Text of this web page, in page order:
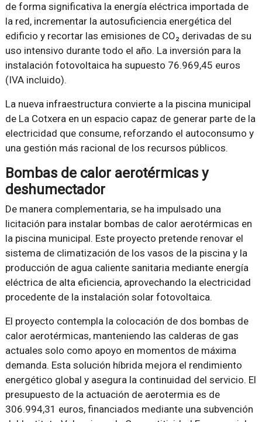
de forma significativa la energía eléctrica importada de
la red, incrementar la autosuficiencia energética del
edificio y recortar las emisiones de CO₂ derivadas de su
uso intensivo durante todo el año. La inversión para la
instalación fotovoltaica ha supuesto 76.969,45 euros
(IVA incluido).
La nueva infraestructura convierte a la piscina municipal
de La Cotxera en un espacio capaz de generar parte de la
electricidad que consume, reforzando el autoconsumo y
una gestión más racional de los recursos públicos.
Bombas de calor aerotérmicas y
deshumectador
De manera complementaria, se ha impulsado una
licitación para instalar bombas de calor aerotérmicas en
la piscina municipal. Este proyecto pretende renovar el
sistema de climatización de los vasos de la piscina y la
producción de agua caliente sanitaria mediante energía
eléctrica de alta eficiencia, aprovechando la electricidad
procedente de la instalación solar fotovoltaica.
El proyecto contempla la colocación de dos bombas de
calor aerotérmicas, manteniendo las calderas de gas
actuales solo como apoyo en momentos de máxima
demanda. Esta solución híbrida mejora el rendimiento
energético global y asegura la continuidad del servicio. El
presupuesto de la actuación de aerotermia es de
306.994,31 euros, financiados mediante una subvención